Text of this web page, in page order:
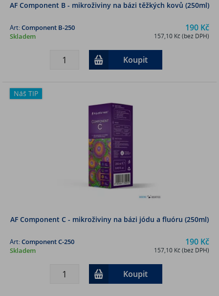
AF Component B - mikroživiny na bázi těžkých kovů (250ml)
190 Kč
157,10 Kč (bez DPH)
Art:Component B-250
Skladem
Koupit
Náš TIP
AF Component C - mikroživiny na bázi jódu a fluóru (250ml)
190 Kč
157,10 Kč (bez DPH)
Art:Component C-250
Skladem
Koupit